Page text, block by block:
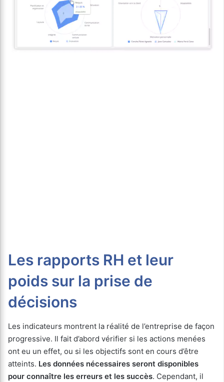
Les rapports RH et leur
poids sur la prise de
décisions
Les indicateurs montrent la réalité de l’entreprise de façon
progressive. Il fait d’abord vérifier si les actions menées
ont eu un effet, ou si les objectifs sont en cours d’être
atteints. Les données nécessaires seront disponibles
pour connaître les erreurs et les succès. Cependant, il